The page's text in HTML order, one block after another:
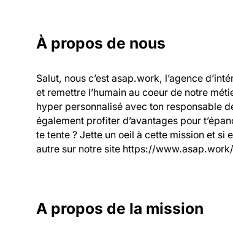
À propos de nous
Salut, nous c’est asap.work, l’agence
et remettre l’humain au coeur de notre
hyper personnalisé avec ton responsable
également profiter d’avantages pour
te tente ? Jette un oeil à cette mission et si
autre sur notre site https://
A propos de la mission